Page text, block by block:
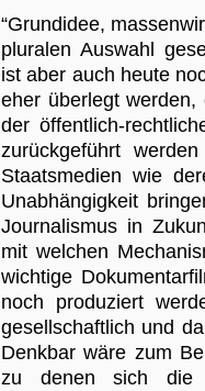
“Grundidee,
pluralen Auswahl
ist aber auch heute
eher überlegt
der öffentlich-
zurückgeführt
Staatsmedien wie
Unabhängigkeit
Journalismus in
mit welchen
wichtige
noch produziert
gesellschaftlich und
Denkbar wäre zum
zu denen sich die